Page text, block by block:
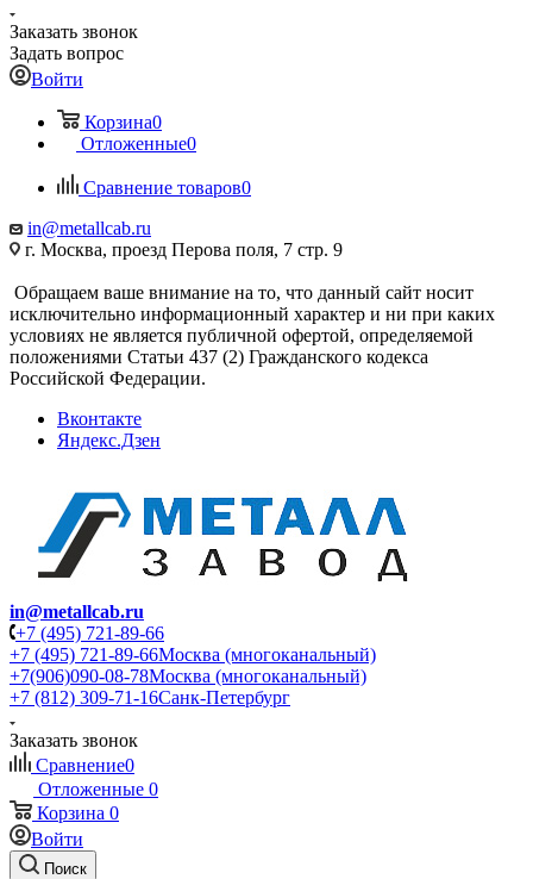
Заказать звонок
Задать вопрос
Войти
Корзина0
Отложенные0
Сравнение товаров0
in@metallcab.ru
г. Москва, проезд Перова поля, 7 стр. 9
Обращаем ваше внимание на то, что данный сайт носит
исключительно информационный характер и ни при каких
условиях не является публичной офертой, определяемой
положениями Статьи 437 (2) Гражданского кодекса
Российской Федерации.
Вконтакте
Яндекс.Дзен
in@metallcab.ru
+7 (495) 721-89-66
+7 (495) 721-89-66Москва (многоканальный)
+7(906)090-08-78Москва (многоканальный)
+7 (812) 309-71-16Санк-Петербург
Заказать звонок
Сравнение0
Отложенные 0
Корзина 0
Войти
Поиск